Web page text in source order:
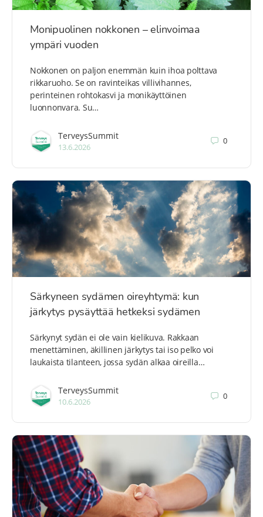
Monipuolinen nokkonen – elinvoimaa
ympäri vuoden
Nokkonen on paljon enemmän kuin ihoa polttava
rikkaruoho. Se on ravinteikas villivihannes,
perinteinen rohtokasvi ja monikäyttöinen
luonnonvara. Su…
TerveysSummit
13.6.2026
0
Särkyneen sydämen oireyhtymä: kun
järkytys pysäyttää hetkeksi sydämen
Särkynyt sydän ei ole vain kielikuva. Rakkaan
menettäminen, äkillinen järkytys tai iso pelko voi
laukaista tilanteen, jossa sydän alkaa oireilla…
TerveysSummit
10.6.2026
0